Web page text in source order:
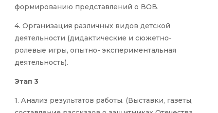
формированию представлений о ВОВ.
4. Организация различных видов детской
деятельности (дидактические и сюжетно-
ролевые игры, опытно- экспериментальная
деятельность).
Этап 3
1. Анализ результатов работы. (Выставки, газеты,